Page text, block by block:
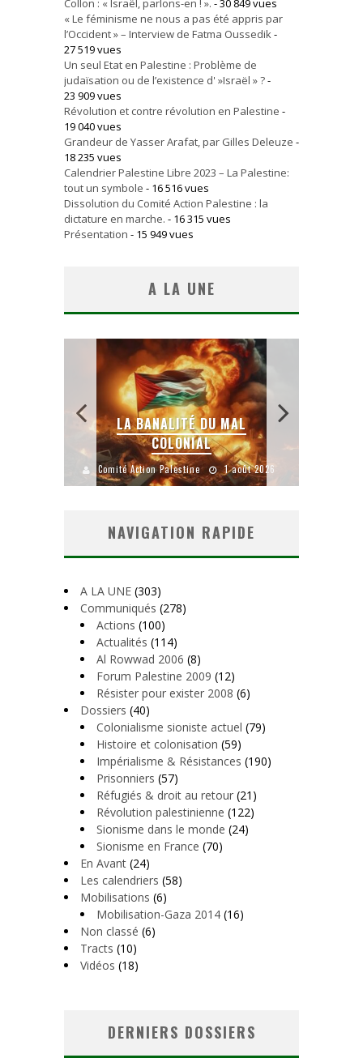
Collon : « Israël, parlons-en ! ». - 30 849 vues
« Le féminisme ne nous a pas été appris par
l’Occident » – Interview de Fatma Oussedik-
27 519 vues
Un seul Etat en Palestine : Problème de
judaïsation ou de l’existence d' »Israël » ?-
23 909 vues
Révolution et contre révolution en Palestine -
19 040 vues
Grandeur de Yasser Arafat, par Gilles Deleuze -
18 235 vues
Calendrier Palestine Libre 2023 – La Palestine:
tout un symbole - 16 516 vues
Dissolution du Comité Action Palestine : la
dictature en marche. - 16 315 vues
Présentation - 15 949 vues
A LA UNE
LA BANALITÉ DU MAL
COLONIAL
Comité Action Palestine 1 août 2026
NAVIGATION RAPIDE
A LA UNE (303)
Communiqués (278)
Actions (100)
Actualités (114)
Al Rowwad 2006 (8)
Forum Palestine 2009 (12)
Résister pour exister 2008 (6)
Dossiers (40)
Colonialisme sioniste actuel (79)
Histoire et colonisation (59)
Impérialisme & Résistances (190)
Prisonniers (57)
Réfugiés & droit au retour (21)
Révolution palestinienne (122)
Sionisme dans le monde (24)
Sionisme en France (70)
En Avant (24)
Les calendriers (58)
Mobilisations (6)
Mobilisation-Gaza 2014 (16)
Non classé (6)
Tracts (10)
Vidéos (18)
DERNIERS DOSSIERS